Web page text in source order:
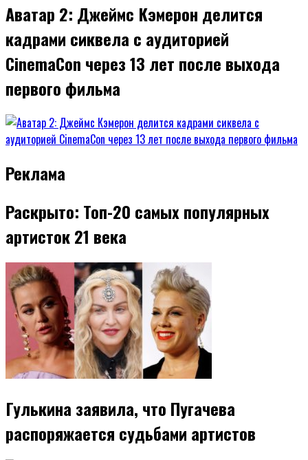
Аватар 2: Джеймс Кэмерон делится
кадрами сиквела с аудиторией
CinemaCon через 13 лет после выхода
первого фильма
Реклама
Раскрыто: Топ-20 самых популярных
артисток 21 века
Гулькина заявила, что Пугачева
распоряжается судьбами артистов